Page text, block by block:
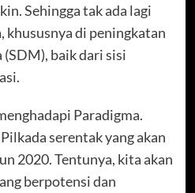
Sehingga tak ada lagi
khususnya di peningkatan
baik dari sisi
Paradigma.
serentak yang akan
2020. Tentunya, kita akan
berpotensi dan